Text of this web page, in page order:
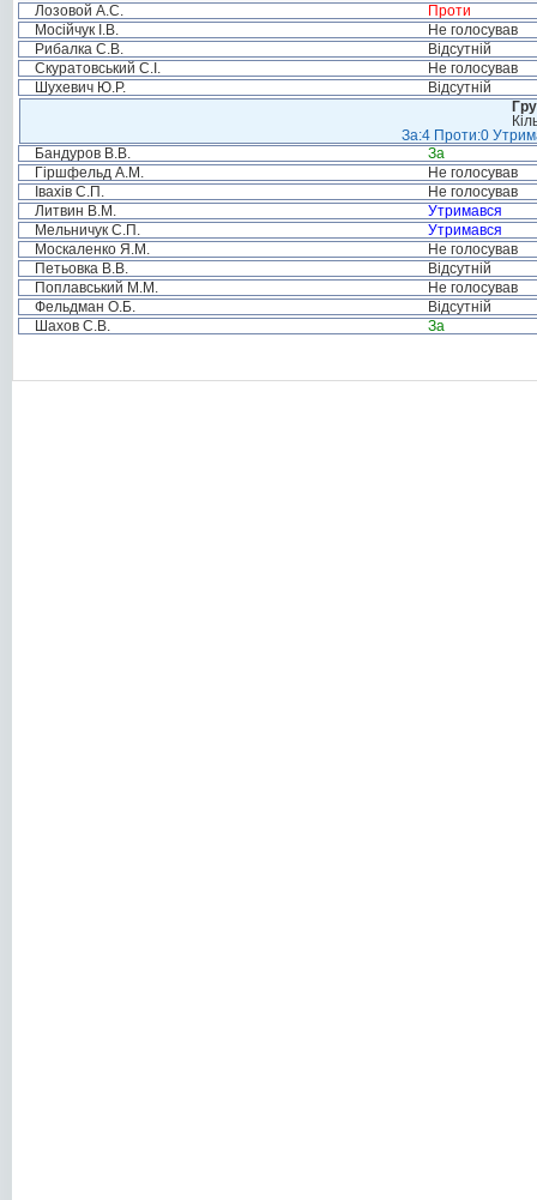
Лозовой А.С.
Проти
Мосійчук І.В.
Не голосував
Рибалка С.В.
Відсутній
Скуратовський С.І.
Не голосував
Шухевич Ю.Р.
Відсутній
За:4 Проти:0
Бандуров В.В.
За
Гіршфельд А.М.
Не голосував
Івахів С.П.
Не голосував
Литвин В.М.
Утримався
Мельничук С.П.
Утримався
Москаленко Я.М.
Не голосував
Петьовка В.В.
Відсутній
Поплавський М.М.
Не голосував
Фельдман О.Б.
Відсутній
Шахов С.В.
За